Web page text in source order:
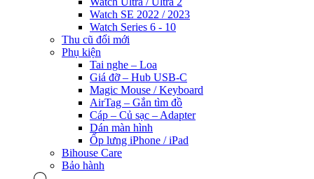
Watch SE 2022 / 2023
Watch Series 6 - 10
Thu cũ đổi mới
Phụ kiện
Tai nghe – Loa
Giá đỡ – Hub USB-C
Magic Mouse / Keyboard
AirTag – Gắn tìm đồ
Cáp – Củ sạc – Adapter
Dán màn hình
Ốp lưng iPhone / iPad
Bihouse Care
Bảo hành